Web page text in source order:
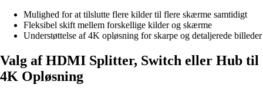
Mulighed for at tilslutte flere kilder til flere skærme samtidigt
Fleksibel skift mellem forskellige kilder og skærme
Understøttelse af 4K opløsning for skarpe og detaljerede billeder
Valg af HDMI Splitter, Switch eller Hub til
4K Opløsning